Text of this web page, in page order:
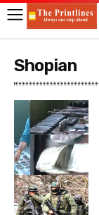
Shopian